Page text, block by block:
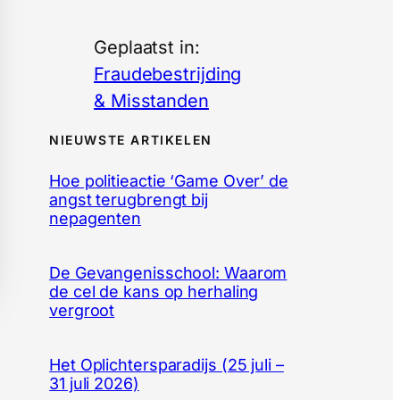
Geplaatst in:
Fraudebestrijding
& Misstanden
NIEUWSTE ARTIKELEN
Hoe politieactie ‘Game Over’ de
angst terugbrengt bij
nepagenten
De Gevangenisschool: Waarom
de cel de kans op herhaling
vergroot
Het Oplichtersparadijs (25 juli –
31 juli 2026)